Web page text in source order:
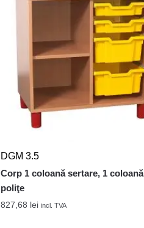
DGM 3.5
Corp 1 coloană sertare, 1 coloană
poliţe
827,68 lei incl. TVA